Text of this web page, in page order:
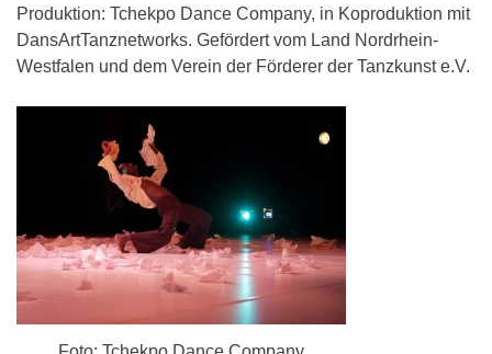
Produktion: Tchekpo Dance Company, in Koproduktion mit
DansArtTanznetworks. Gefördert vom Land Nordrhein-
Westfalen und dem Verein der Förderer der Tanzkunst e.V.